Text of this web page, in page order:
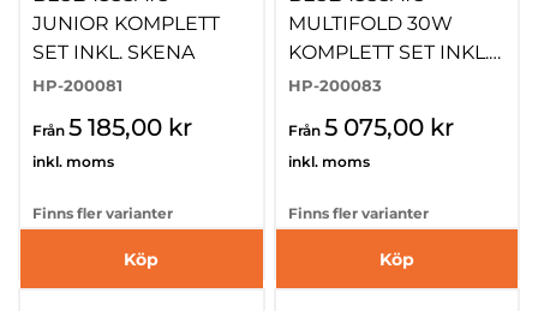
JUNIOR KOMPLETT
SET INKL. SKENA
HP-200081
Från 5 185,00 kr
inkl. moms
Finns fler varianter
Köp
MULTIFOLD 30W
KOMPLETT SET INKL.
SKENA
HP-200083
Från 5 075,00 kr
inkl. moms
Finns fler varianter
Köp